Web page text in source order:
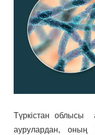
Түркістан облысы
аурулардан, оның